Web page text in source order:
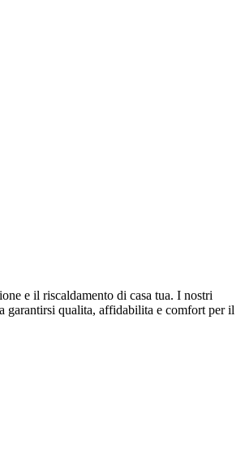
e il riscaldamento di casa tua. I nostri
garantirsi qualita, affidabilita e comfort per il